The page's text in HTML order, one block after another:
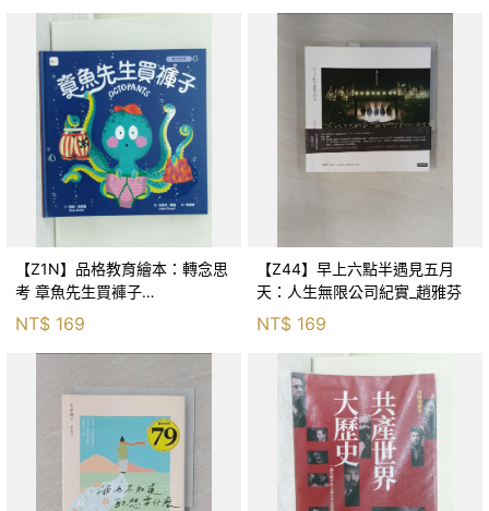
【Z1N】品格教育繪本：轉念思
考 章魚先生買褲子
(Octopants)_蘇西‧西尼爾, 黃筱
NT$ 169
【Z44】早上六點半遇見五月
天：人生無限公司紀實_趙雅芬
NT$ 169